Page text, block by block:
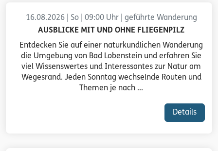
16.08.2026 | So | 09:00 Uhr | geführte Wanderung
AUSBLICKE MIT UND OHNE FLIEGENPILZ
Entdecken Sie auf einer naturkundlichen Wanderung
die Umgebung von Bad Lobenstein und erfahren Sie
viel Wissenswertes und Interessantes zur Natur am
Wegesrand. Jeden Sonntag wechselnde Routen und
Themen je nach ...
Details